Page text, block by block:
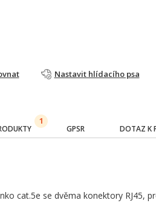
Nastavit hlídacího psa
1
GPSR DOTAZ K
cat.5e se dvěma konektory RJ45,